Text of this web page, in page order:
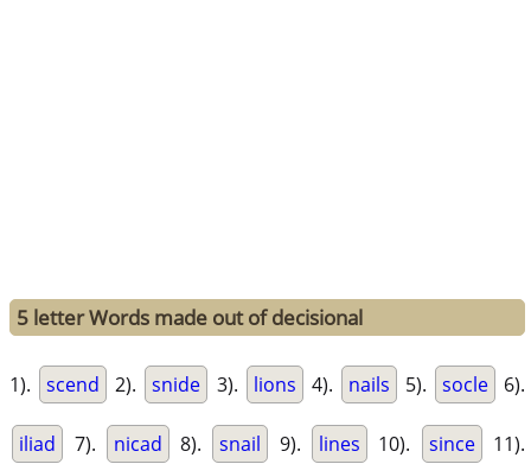
5 letter Words made out of decisional
1). scend 2). snide 3). lions 4). nails 5). socle 6).
iliad 7). nicad 8). snail 9). lines 10). since 11).